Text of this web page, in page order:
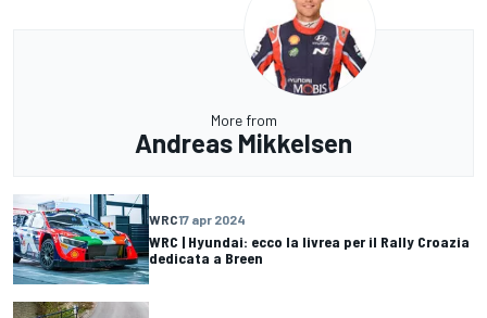
More from
Andreas Mikkelsen
WRC17 apr 2024
WRC | Hyundai: ecco la livrea per il Rally Croazia
dedicata a Breen